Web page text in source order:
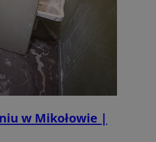
w Mikołowie |